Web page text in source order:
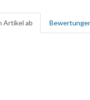
Artikel ab